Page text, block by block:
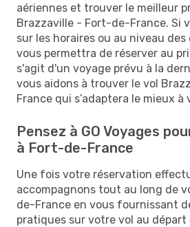
aériennes et trouver le meilleur
Brazzaville - Fort-de-France. Si
sur les horaires ou au niveau
vous permettra de réserver au
s'agit d'un voyage prévu à la
vous aidons à trouver le vol
France qui s’adaptera le mieux à
Pensez à GO Voyages
à Fort-de-France
Une fois votre réservation
accompagnons tout au long de
de-France en vous fournissant
pratiques sur votre vol au départ